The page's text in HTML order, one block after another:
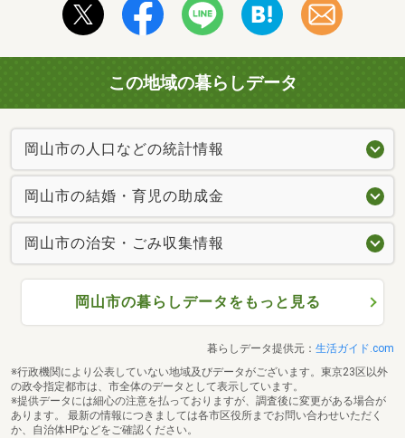
この地域の暮らしデータ
岡山市の人口などの統計情報
岡山市の結婚・育児の助成金
岡山市の治安・ごみ収集情報
岡山市の暮らしデータをもっと見る
暮らしデータ提供元： 生活ガイド.com
※行政機関により公表していない地域及びデータがございます。東京23区以外
の政令指定都市は、市全体のデータとして表示しています。
※提供データには細心の注意を払っておりますが、調査後に変更がある場合が
あります。 最新の情報につきましては各市区役所までお問い合わせいただく
か、自治体HPなどをご確認ください。